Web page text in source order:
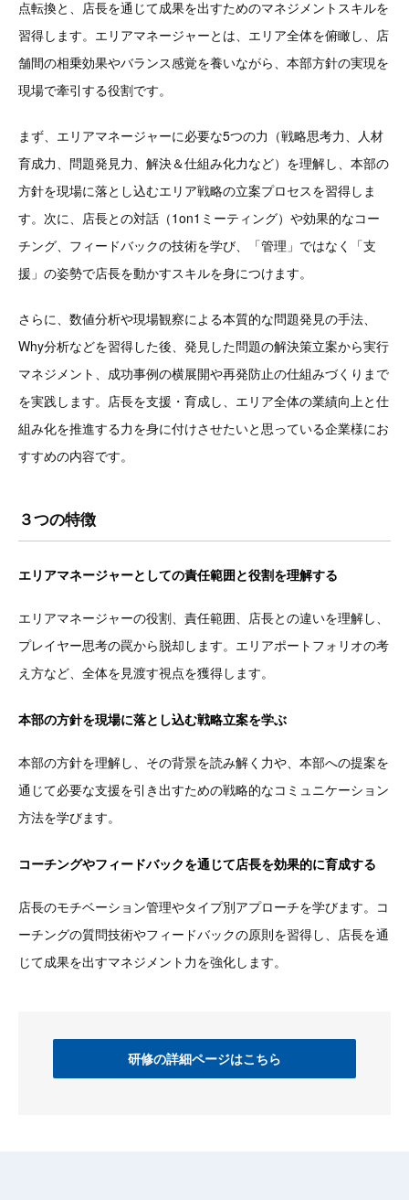
点転換と、店長を通じて成果を出すためのマネジメントスキルを
習得します。エリアマネージャーとは、エリア全体を俯瞰し、店
舗間の相乗効果やバランス感覚を養いながら、本部方針の実現を
現場で牽引する役割です。
まず、エリアマネージャーに必要な5つの力（戦略思考力、人材
育成力、問題発見力、解決＆仕組み化力など）を理解し、本部の
方針を現場に落とし込むエリア戦略の立案プロセスを習得しま
す。次に、店長との対話（1on1ミーティング）や効果的なコー
チング、フィードバックの技術を学び、「管理」ではなく「支
援」の姿勢で店長を動かすスキルを身につけます。
さらに、数値分析や現場観察による本質的な問題発見の手法、
Why分析などを習得した後、発見した問題の解決策立案から実行
マネジメント、成功事例の横展開や再発防止の仕組みづくりまで
を実践します。店長を支援・育成し、エリア全体の業績向上と仕
組み化を推進する力を身に付けさせたいと思っている企業様にお
すすめの内容です。
３つの特徴
エリアマネージャーとしての責任範囲と役割を理解する
エリアマネージャーの役割、責任範囲、店長との違いを理解し、
プレイヤー思考の罠から脱却します。エリアポートフォリオの考
え方など、全体を見渡す視点を獲得します。
本部の方針を現場に落とし込む戦略立案を学ぶ
本部の方針を理解し、その背景を読み解く力や、本部への提案を
通じて必要な支援を引き出すための戦略的なコミュニケーション
方法を学びます。
コーチングやフィードバックを通じて店長を効果的に育成する
店長のモチベーション管理やタイプ別アプローチを学びます。コ
ーチングの質問技術やフィードバックの原則を習得し、店長を通
じて成果を出すマネジメント力を強化します。
研修の詳細ページはこちら